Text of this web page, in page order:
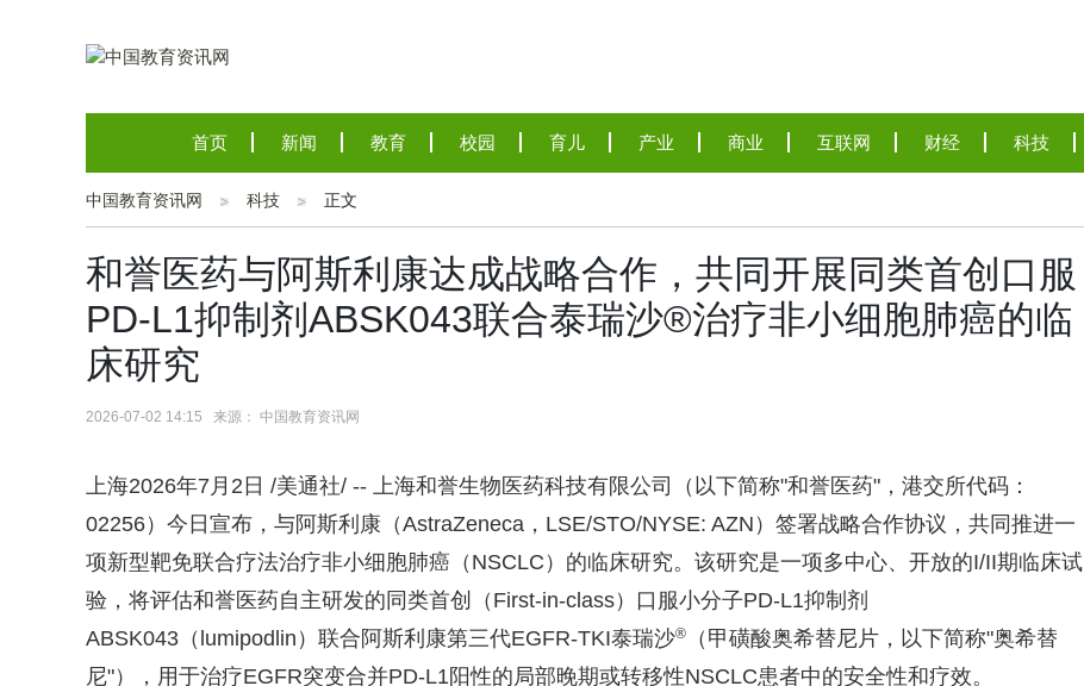
首页 新闻 教育 校园 育儿 产业 商业 互联网 财经 科技
中国教育资讯网 科技 正文
和誉医药与阿斯利康达成战略合作，共同开展同类首创口服
PD-L1抑制剂ABSK043联合泰瑞沙®治疗非小细胞肺癌的临
床研究
2026-07-02 14:15 来源： 中国教育资讯网
上海2026年7月2日 /美通社/ -- 上海和誉生物医药科技有限公司（以下简称"和誉医药"，港交所代码：
02256）今日宣布，与阿斯利康（AstraZeneca，LSE/STO/NYSE: AZN）签署战略合作协议，共同推进一
项新型靶免联合疗法治疗非小细胞肺癌（NSCLC）的临床研究。该研究是一项多中心、开放的I/II期临床试
验，将评估和誉医药自主研发的同类首创（First-in-class）口服小分子PD-L1抑制剂
ABSK043（lumipodlin）联合阿斯利康第三代EGFR-TKI泰瑞沙®
（甲磺酸奥希替尼片，以下简称"奥希替
尼"），用于治疗EGFR突变合并PD-L1阳性的局部晚期或转移性NSCLC患者中的安全性和疗效。